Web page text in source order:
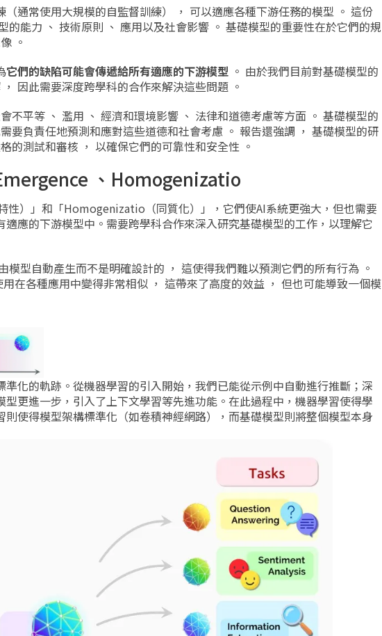
通常使用大規模的自監督訓練） ， 可以適應各種下游任務的模型 。 這份
的能力 、 技術原則 、 應用以及社會影響 。 基礎模型的重要性在於它們的規
。
它們的缺陷可能會傳遞給所有適應的下游模型 。 由於我們目前對基礎模型的
因此需要深度跨學科的合作來解決這些問題 。
不平等 、 濫用 、 經濟和環境影響 、 法律和道德考慮等方面 。 基礎模型的
要負責任地預測和應對這些道德和社會考慮 。 報告還強調 ， 基礎模型的研
的測試和審核 ， 以確保它們的可靠性和安全性 。
、Homogenizatio
性）」和「Homogenizatio（同質化）」，它們使AI系統更強大，但也需要
應的下游模型中。需要跨學科合作來深入研究基礎模型的工作，以理解它
模型自動產生而不是明確設計的 ， 這使得我們難以預測它們的所有行為 。
在各種應用中變得非常相似 ， 這帶來了高度的效益 ， 但也可能導致一個模
化的軌跡。從機器學習的引入開始，我們已能從示例中自動進行推斷；深
更進一步，引入了上下文學習等先進功能。在此過程中，機器學習使得學
使得模型架構標準化（如卷積神經網路），而基礎模型則將整個模型本身